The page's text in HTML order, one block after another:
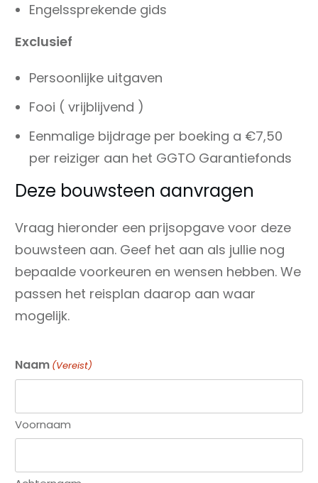
Engelssprekende gids
Exclusief
Persoonlijke uitgaven
Fooi ( vrijblijvend )
Eenmalige bijdrage per boeking a €7,50
per reiziger aan het GGTO Garantiefonds
Deze bouwsteen aanvragen
Vraag hieronder een prijsopgave voor deze
bouwsteen aan. Geef het aan als jullie nog
bepaalde voorkeuren en wensen hebben. We
passen het reisplan daarop aan waar
mogelijk.
Naam (Vereist)
Voornaam